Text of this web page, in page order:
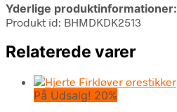
Yderlige produktinformationer:
Produkt id: BHMDKDK2513
Relaterede varer
På Udsalg! 20%